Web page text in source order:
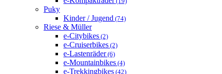
Puky
Kinder / Jugend (74)
Riese & Müller
e-Citybikes (2)
e-Cruiserbikes (2)
e-Lastenräder(6)
e-Mountainbikes (4)
e-Trekkingbikes (42)